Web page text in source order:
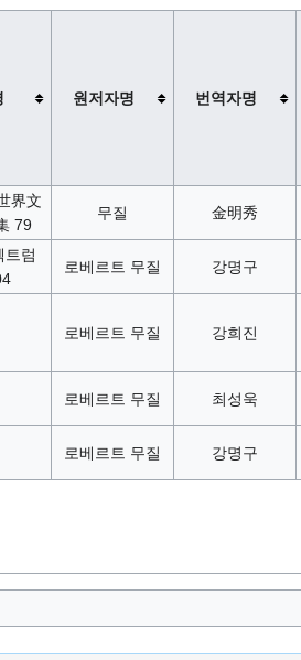
원저자명 번역자명
界文
79
무질 金明秀
트럼
로베르트 무질 강명구
로베르트 무질 강희진
로베르트 무질 최성욱
로베르트 무질 강명구